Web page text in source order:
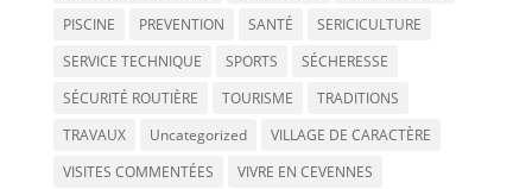
PISCINE
PREVENTION SANTÉ
SERICICULTURE
SERVICE TECHNIQUE
SPORTS
SÉCHERESSE
SÉCURITÉ ROUTIÈRE
TOURISME
TRADITIONS
TRAVAUX
Uncategorized
VILLAGE DE CARACTÈRE
VISITES COMMENTÉES
VIVRE EN CEVENNES